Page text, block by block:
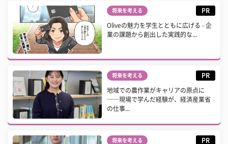
将来を考える PR
Oliveの魅力を学生とともに広げる - 企
業の課題から創出した実践的な...
将来を考える PR
地域での農作業がキャリアの原点に
──現場で学んだ経験が、経済産業省
の仕事...
将来を考える PR